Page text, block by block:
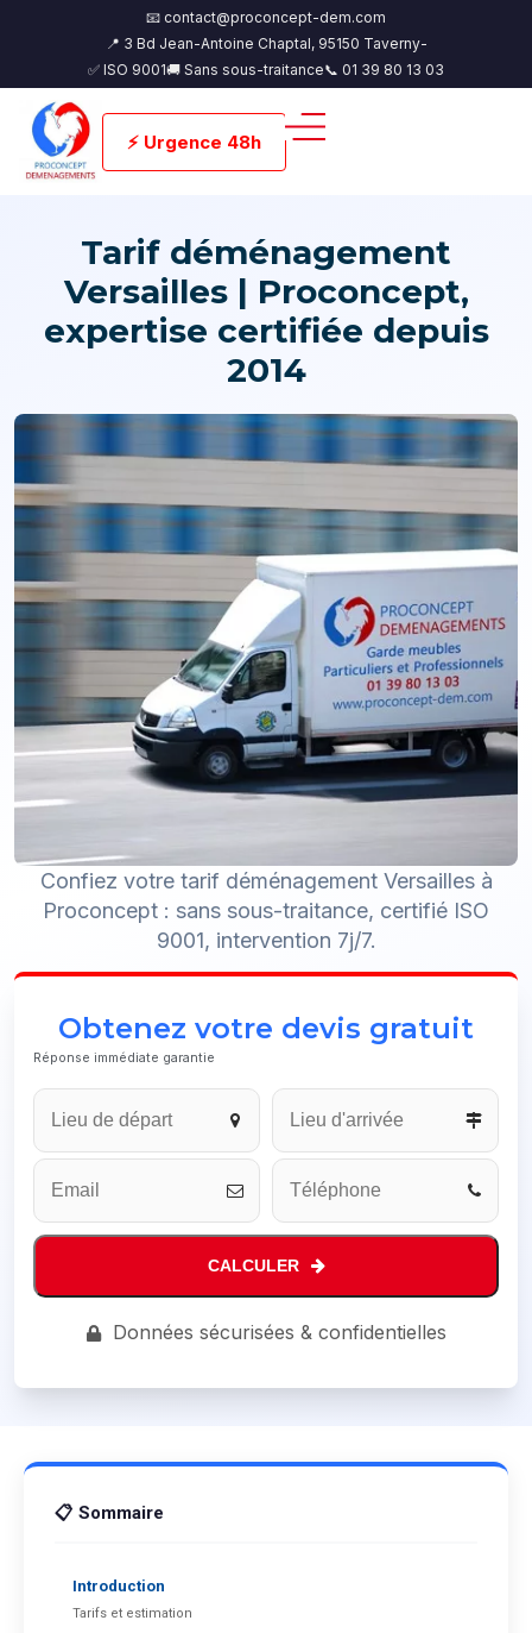
📧 contact@proconcept-dem.com
📍 3 Bd Jean-Antoine Chaptal, 95150 Taverny-
✅ ISO 9001🚚 Sans sous-traitance📞 01 39 80 13 03
⚡ Urgence 48h
Tarif déménagement
Versailles | Proconcept,
expertise certifiée depuis
2014
Confiez votre tarif déménagement Versailles à
Proconcept : sans sous-traitance, certifié ISO
9001, intervention 7j/7.
Obtenez votre devis gratuit
Réponse immédiate garantie
CALCULER
Données sécurisées & confidentielles
📋 Sommaire
Introduction
Tarifs et estimation